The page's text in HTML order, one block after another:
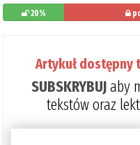
20%
Artykuł
SUBSKRYBUJaby
tekstów oraz